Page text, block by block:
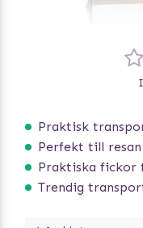
Praktisk
Perfekt till resan
Praktiska fickor
Trendig